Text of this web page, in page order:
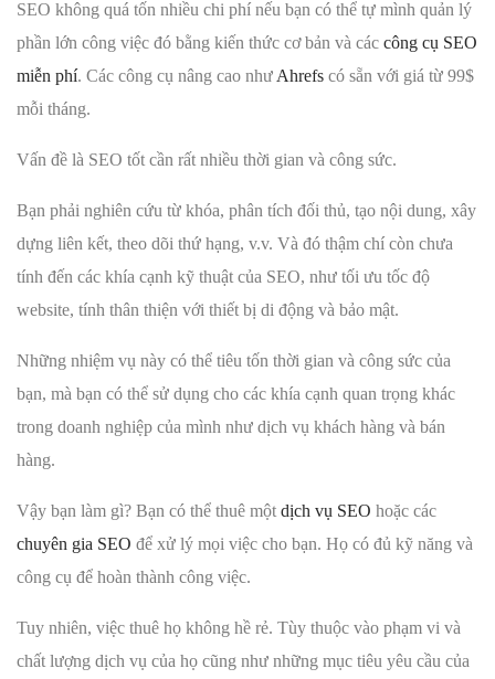
SEO không quá tốn nhiều chi phí nếu bạn có thể tự mình quản lý
phần lớn công việc đó bằng kiến thức cơ bản và các công cụ SEO
miễn phí. Các công cụ nâng cao như Ahrefs có sẵn với giá từ 99$
mỗi tháng.
Vấn đề là SEO tốt cần rất nhiều thời gian và công sức.
Bạn phải nghiên cứu từ khóa, phân tích đối thủ, tạo nội dung, xây
dựng liên kết, theo dõi thứ hạng, v.v. Và đó thậm chí còn chưa
tính đến các khía cạnh kỹ thuật của SEO, như tối ưu tốc độ
website, tính thân thiện với thiết bị di động và bảo mật.
Những nhiệm vụ này có thể tiêu tốn thời gian và công sức của
bạn, mà bạn có thể sử dụng cho các khía cạnh quan trọng khác
trong doanh nghiệp của mình như dịch vụ khách hàng và bán
hàng.
Vậy bạn làm gì? Bạn có thể thuê một dịch vụ SEO hoặc các
chuyên gia SEO để xử lý mọi việc cho bạn. Họ có đủ kỹ năng và
công cụ để hoàn thành công việc.
Tuy nhiên, việc thuê họ không hề rẻ. Tùy thuộc vào phạm vi và
chất lượng dịch vụ của họ cũng như những mục tiêu yêu cầu của